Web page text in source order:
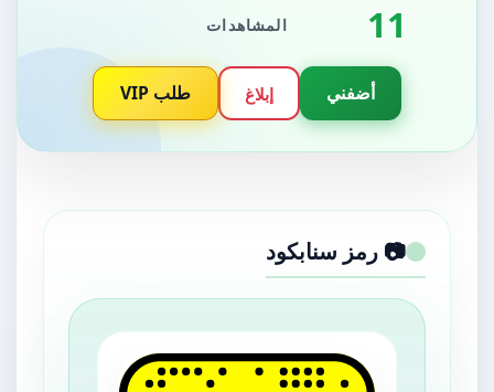
11 المشاهدات
أضفني إبلاغ طلب VIP
📷 رمز سنابكود